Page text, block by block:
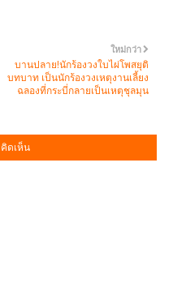
ใหม่กว่า
บานปลาย!นักร้องวงใบไผ่โพสยุติ
บทบาท เป็นนักร้องวงเหตุงานเลี้ยง
ฉลองที่กระบี่กลายเป็นเหตุชุลมุน
ดเห็น